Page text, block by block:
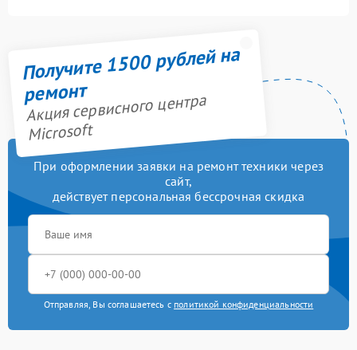
Получите 1500 рублей на
ремонт
Акция сервисного центра
Microsoft
При оформлении заявки на ремонт техники через
сайт,
действует персональная бессрочная скидка
Отправляя, Вы соглашаетесь с политикой конфиденциальности